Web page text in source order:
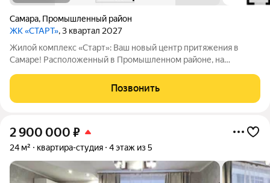
Самара, Промышленный район
ЖК «СТАРТ», 3 квартал 2027
Жилой комплекс «Старт»: Ваш новый центр притяжения в
Самаре! Расположенный в Промышленном районе, на
«Старт» предлагает современное жилье для активной жизни.
Комплекс включает в себя отдельно
Позвонить
2 900 000 ₽
24 м² квартира-студия 4 этаж из 5